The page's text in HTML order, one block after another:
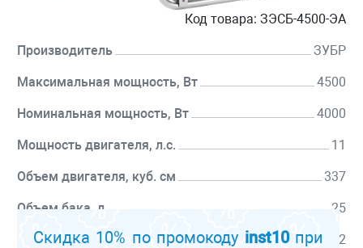
Код товара: ЗЭСБ-4500-ЭА
Производитель ЗУБР
Максимальная мощность, Вт 4500
Номинальная мощность, Вт 4000
Мощность двигателя, л.с. 11
Объем двигателя, куб. см 337
Объем бака, л 25
Время работы на одной заправке, ч 12
Скидка 10% по промокоду inst10при